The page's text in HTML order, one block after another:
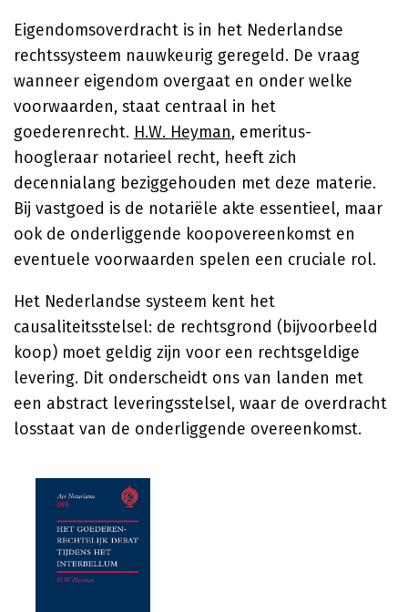
Eigendomsoverdracht is in het Nederlandse
rechtssysteem nauwkeurig geregeld. De vraag
wanneer eigendom overgaat en onder welke
voorwaarden, staat centraal in het
goederenrecht. H.W. Heyman, emeritus-
hoogleraar notarieel recht, heeft zich
decennialang beziggehouden met deze materie.
Bij vastgoed is de notariële akte essentieel, maar
ook de onderliggende koopovereenkomst en
eventuele voorwaarden spelen een cruciale rol.
Het Nederlandse systeem kent het
causaliteitsstelsel: de rechtsgrond (bijvoorbeeld
koop) moet geldig zijn voor een rechtsgeldige
levering. Dit onderscheidt ons van landen met
een abstract leveringsstelsel, waar de overdracht
losstaat van de onderliggende overeenkomst.